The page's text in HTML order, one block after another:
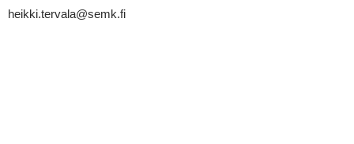
heikki.tervala@semk.fi